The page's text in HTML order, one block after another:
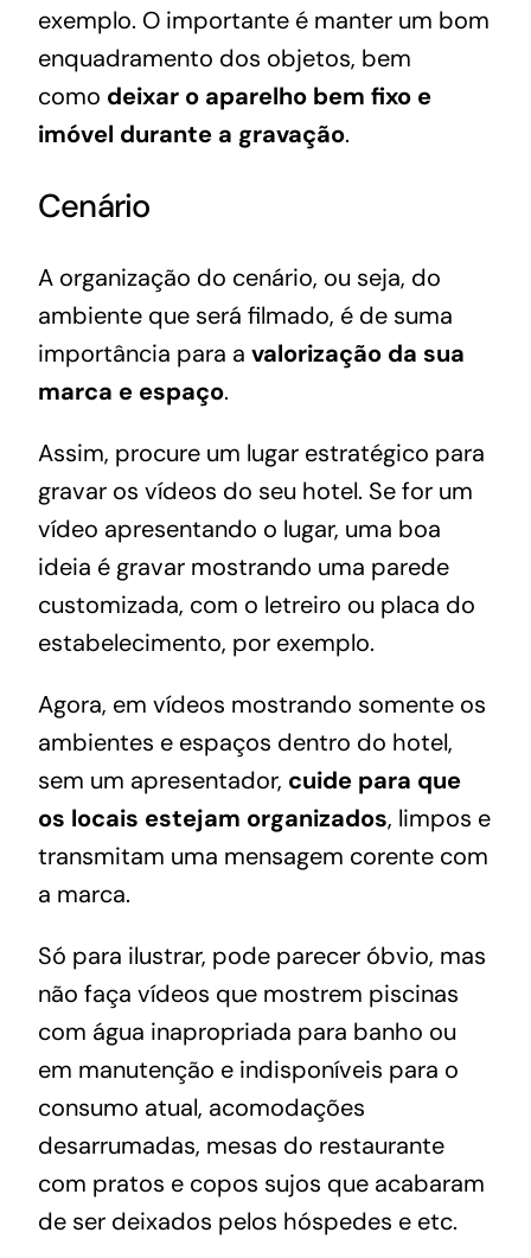
exemplo. O importante é manter um bom
enquadramento dos objetos, bem
como deixar o aparelho bem fixo e
imóvel durante a gravação.
Cenário
A organização do cenário, ou seja, do
ambiente que será filmado, é de suma
importância para a valorização da sua
marca e espaço.
Assim, procure um lugar estratégico para
gravar os vídeos do seu hotel. Se for um
vídeo apresentando o lugar, uma boa
ideia é gravar mostrando uma parede
customizada, com o letreiro ou placa do
estabelecimento, por exemplo.
Agora, em vídeos mostrando somente os
ambientes e espaços dentro do hotel,
sem um apresentador, cuide para que
os locais estejam organizados, limpos e
transmitam uma mensagem corente com
a marca.
Só para ilustrar, pode parecer óbvio, mas
não faça vídeos que mostrem piscinas
com água inapropriada para banho ou
em manutenção e indisponíveis para o
consumo atual, acomodações
desarrumadas, mesas do restaurante
com pratos e copos sujos que acabaram
de ser deixados pelos hóspedes e etc.